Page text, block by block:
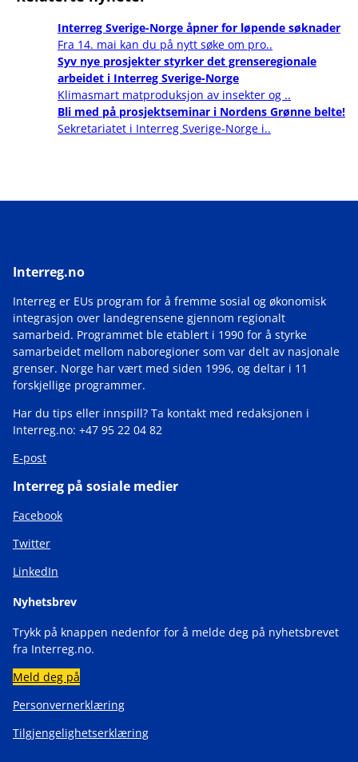
Interreg Sverige-Norge åpner for løpende søknader
Fra 14. mai kan du på nytt søke om pro..
Syv nye prosjekter styrker det grenseregionale
arbeidet i Interreg Sverige-Norge
Klimasmart matproduksjon av insekter og ..
Bli med på prosjektseminar i Nordens Grønne belte!
Sekretariatet i Interreg Sverige-Norge i..
Interreg.no
Interreg er EUs program for å fremme sosial og økonomisk
integrasjon over landegrensene gjennom regionalt
samarbeid. Programmet ble etablert i 1990 for å styrke
samarbeidet mellom naboregioner som var delt av nasjonale
grenser. Norge har vært med siden 1996, og deltar i 11
forskjellige programmer.
Har du tips eller innspill? Ta kontakt med redaksjonen i
Interreg.no: +47 95 22 04 82
E-post
Interreg på sosiale medier
Facebook
Twitter
LinkedIn
Nyhetsbrev
Trykk på knappen nedenfor for å melde deg på nyhetsbrevet
fra Interreg.no.
Meld deg på
Personvernerklæring
Tilgjengelighetserklæring